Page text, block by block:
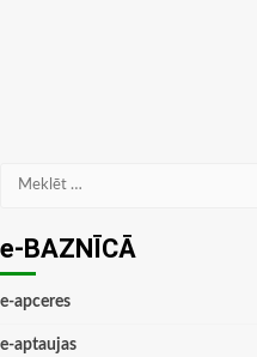
Meklēt:
e-BAZNĪCĀ
e-apceres
e-aptaujas